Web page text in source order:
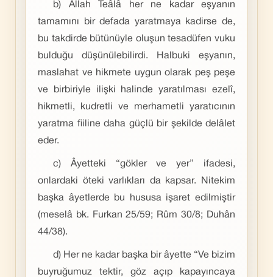
b) Allah Teâlâ her ne kadar eşyanın
tamamını bir defada yaratmaya kadirse de,
bu takdirde bütünüyle oluşun tesadüfen vuku
bulduğu düşünülebilirdi. Halbuki eşyanın,
maslahat ve hikmete uygun olarak peş peşe
ve birbiriyle ilişki halinde yaratılması ezelî,
hikmetli, kudretli ve merhametli yaratıcının
yaratma fiiline daha güçlü bir şekilde delâlet
eder.
c) Âyetteki “gökler ve yer” ifadesi,
onlardaki öteki varlıkları da kapsar. Nitekim
başka âyetlerde bu hususa işaret edilmiştir
(meselâ bk. Furkan 25/59; Rûm 30/8; Duhân
44/38).
d) Her ne kadar başka bir âyette “Ve bizim
buyruğumuz tektir, göz açıp kapayıncaya